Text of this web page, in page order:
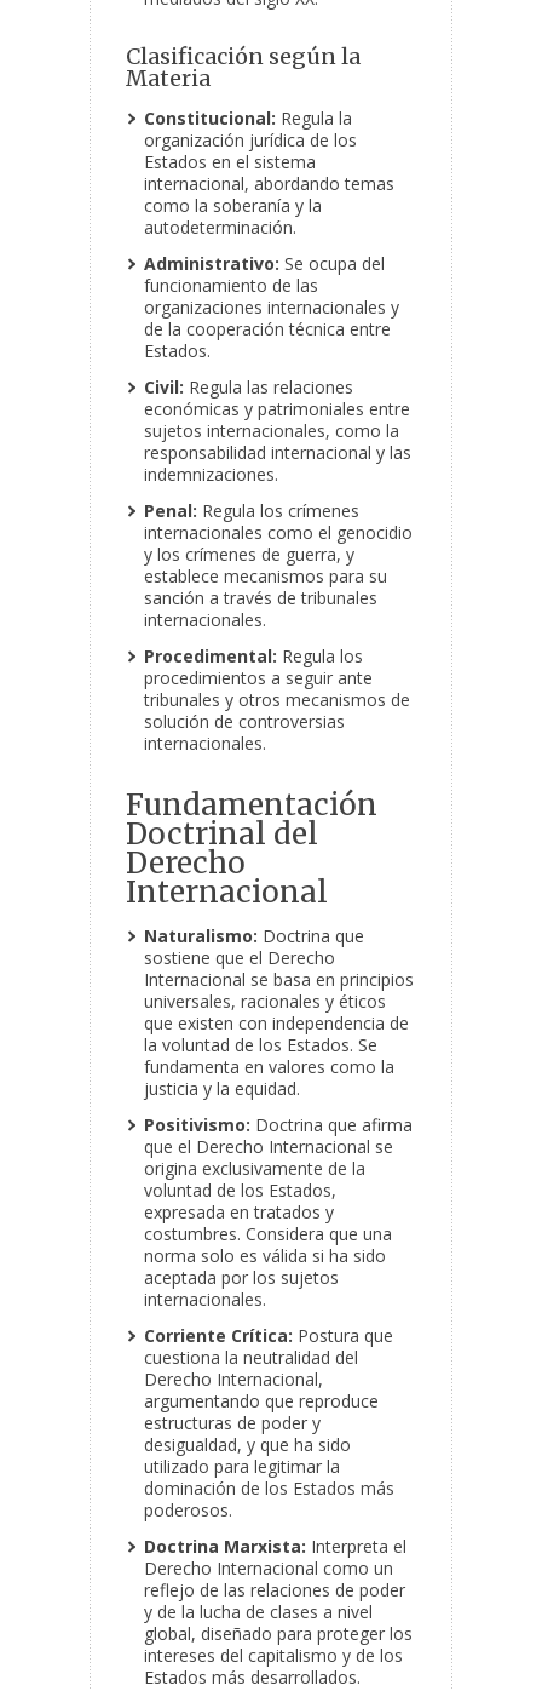
Clasificación según la
Materia
Constitucional: Regula la
organización jurídica de los
Estados en el sistema
internacional, abordando temas
como la soberanía y la
autodeterminación.
Administrativo: Se ocupa del
funcionamiento de las
organizaciones internacionales y
de la cooperación técnica entre
Estados.
Civil: Regula las relaciones
económicas y patrimoniales entre
sujetos internacionales, como la
responsabilidad internacional y las
indemnizaciones.
Penal: Regula los crímenes
internacionales como el genocidio
y los crímenes de guerra, y
establece mecanismos para su
sanción a través de tribunales
internacionales.
Procedimental: Regula los
procedimientos a seguir ante
tribunales y otros mecanismos de
solución de controversias
internacionales.
Fundamentación
Doctrinal del
Derecho
Internacional
Naturalismo: Doctrina que
sostiene que el Derecho
Internacional se basa en principios
universales, racionales y éticos
que existen con independencia de
la voluntad de los Estados. Se
fundamenta en valores como la
justicia y la equidad.
Positivismo: Doctrina que afirma
que el Derecho Internacional se
origina exclusivamente de la
voluntad de los Estados,
expresada en tratados y
costumbres. Considera que una
norma solo es válida si ha sido
aceptada por los sujetos
internacionales.
Corriente Crítica: Postura que
cuestiona la neutralidad del
Derecho Internacional,
argumentando que reproduce
estructuras de poder y
desigualdad, y que ha sido
utilizado para legitimar la
dominación de los Estados más
poderosos.
Doctrina Marxista: Interpreta el
Derecho Internacional como un
reflejo de las relaciones de poder
y de la lucha de clases a nivel
global, diseñado para proteger los
intereses del capitalismo y de los
Estados más desarrollados.